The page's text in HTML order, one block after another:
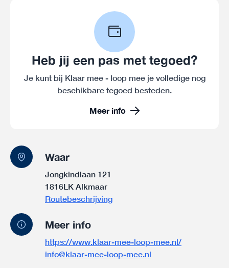
Heb jij een pas met tegoed?
Je kunt bij Klaar mee - loop mee je volledige nog
beschikbare tegoed besteden.
Meer info
Waar
Jongkindlaan 121
1816LK Alkmaar
Routebeschrijving
Meer info
https://www.klaar-mee-loop-mee.nl/
info@klaar-mee-loop-mee.nl